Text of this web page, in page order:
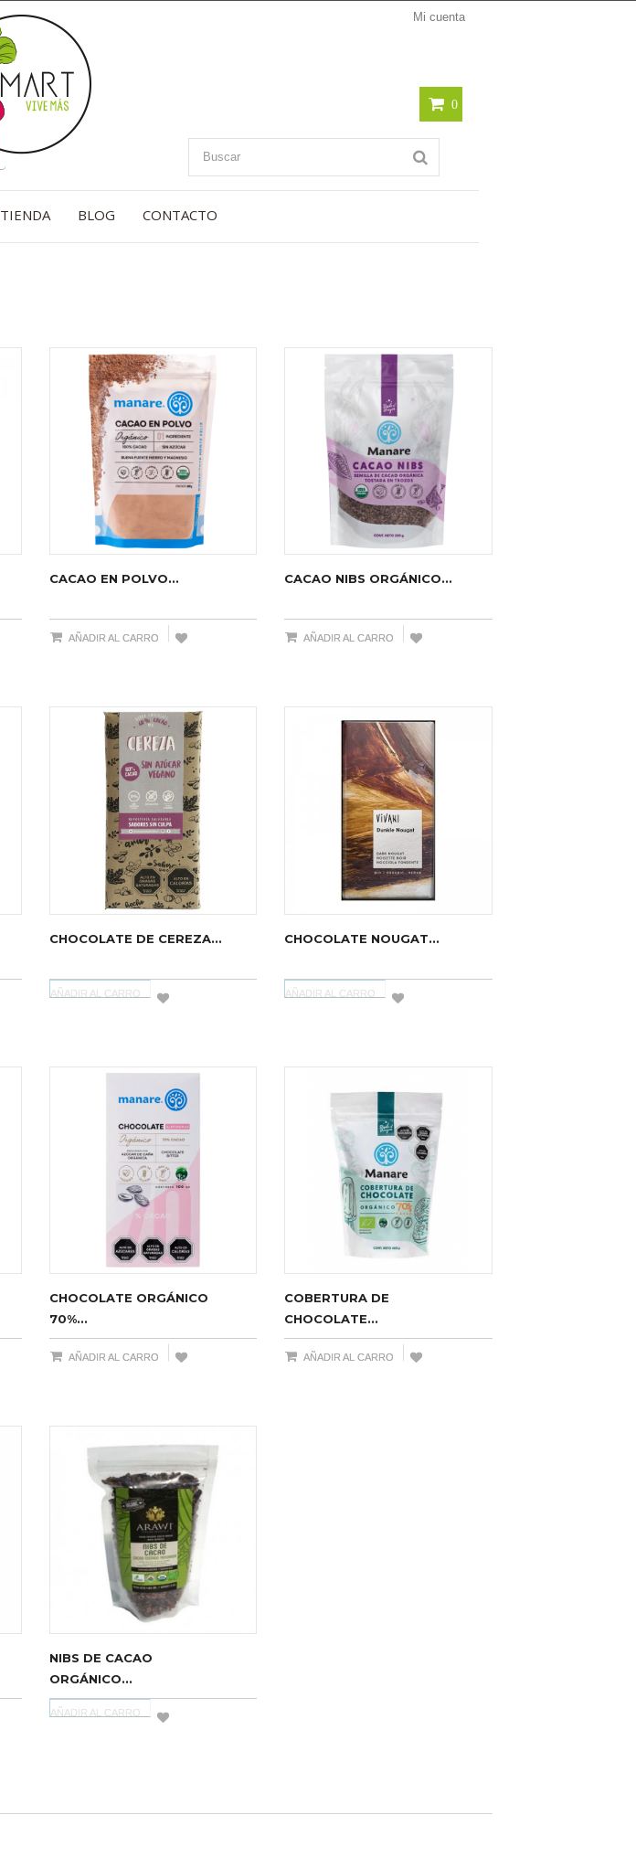
Mi cuenta
0
TIENDA BLOG CONTACTO
CACAO EN POLVO...
AÑADIR AL CARRO
CACAO NIBS ORGÁNICO...
AÑADIR AL CARRO
CHOCOLATE DE CEREZA...
AÑADIR AL CARRO
CHOCOLATE NOUGAT...
AÑADIR AL CARRO
CHOCOLATE ORGÁNICO
70%...
AÑADIR AL CARRO
COBERTURA DE
CHOCOLATE...
AÑADIR AL CARRO
NIBS DE CACAO
ORGÁNICO...
AÑADIR AL CARRO